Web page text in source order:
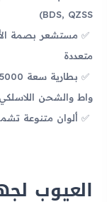
BDS, QZSS)
مستشعر بصمة
متعددة
واط والشحن اللاسلكي
ألوان متنوعة تشمل